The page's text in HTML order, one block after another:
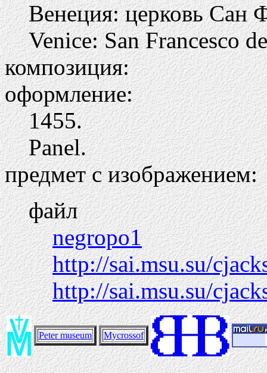
Венеция: церковь Сан
Venice: San Francesco
композиция:
оформление:
1455.
Panel.
предмет с изображением:
файл
negropo1
http://sai.msu.su/
http://sai.msu.su/
Peter museum Mycrossof